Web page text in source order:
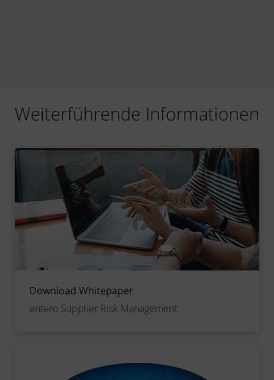
Weiterführende Informationen
Download Whitepaper
entero Supplier Risk Management